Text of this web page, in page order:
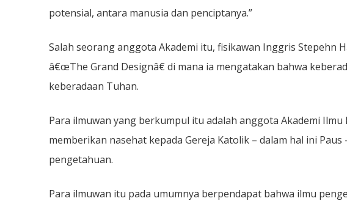
potensial, antara manusia dan penciptanya.”
Salah seorang anggota Akademi itu, fisikawan Inggris Stepehn
â€œThe Grand Designâ€ di mana ia mengatakan bahwa
keberadaan Tuhan.
Para ilmuwan yang berkumpul itu adalah anggota Akademi
memberikan nasehat kepada Gereja Katolik – dalam hal ini
pengetahuan.
Para ilmuwan itu pada umumnya berpendapat bahwa ilmu